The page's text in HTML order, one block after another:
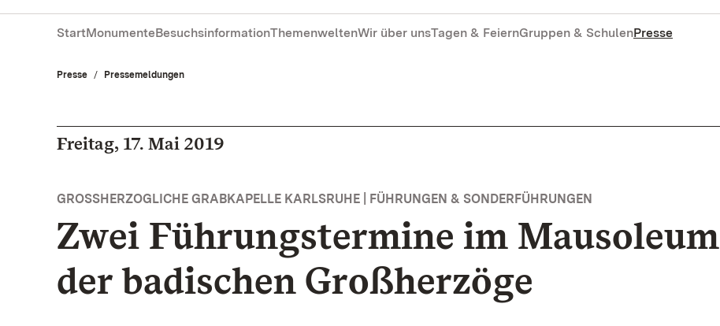
StartMonumenteBesuchsinformationThemenweltenWir über unsTagen & FeiernGruppen & SchulenPresse
Presse Pressemeldungen
Freitag, 17. Mai 2019
GROSSHERZOGLICHE GRABKAPELLE KARLSRUHE | FÜHRUNGEN & SONDERFÜHRUNGEN
Zwei Führungstermine im Mausoleum
der badischen Großherzöge